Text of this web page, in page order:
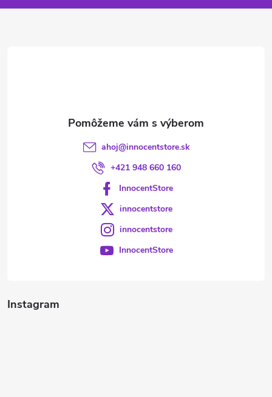
Instagram
ahoj@innocentstore.sk
+421 948 660 160
InnocentStore
innocentstore
innocentstore
InnocentStore